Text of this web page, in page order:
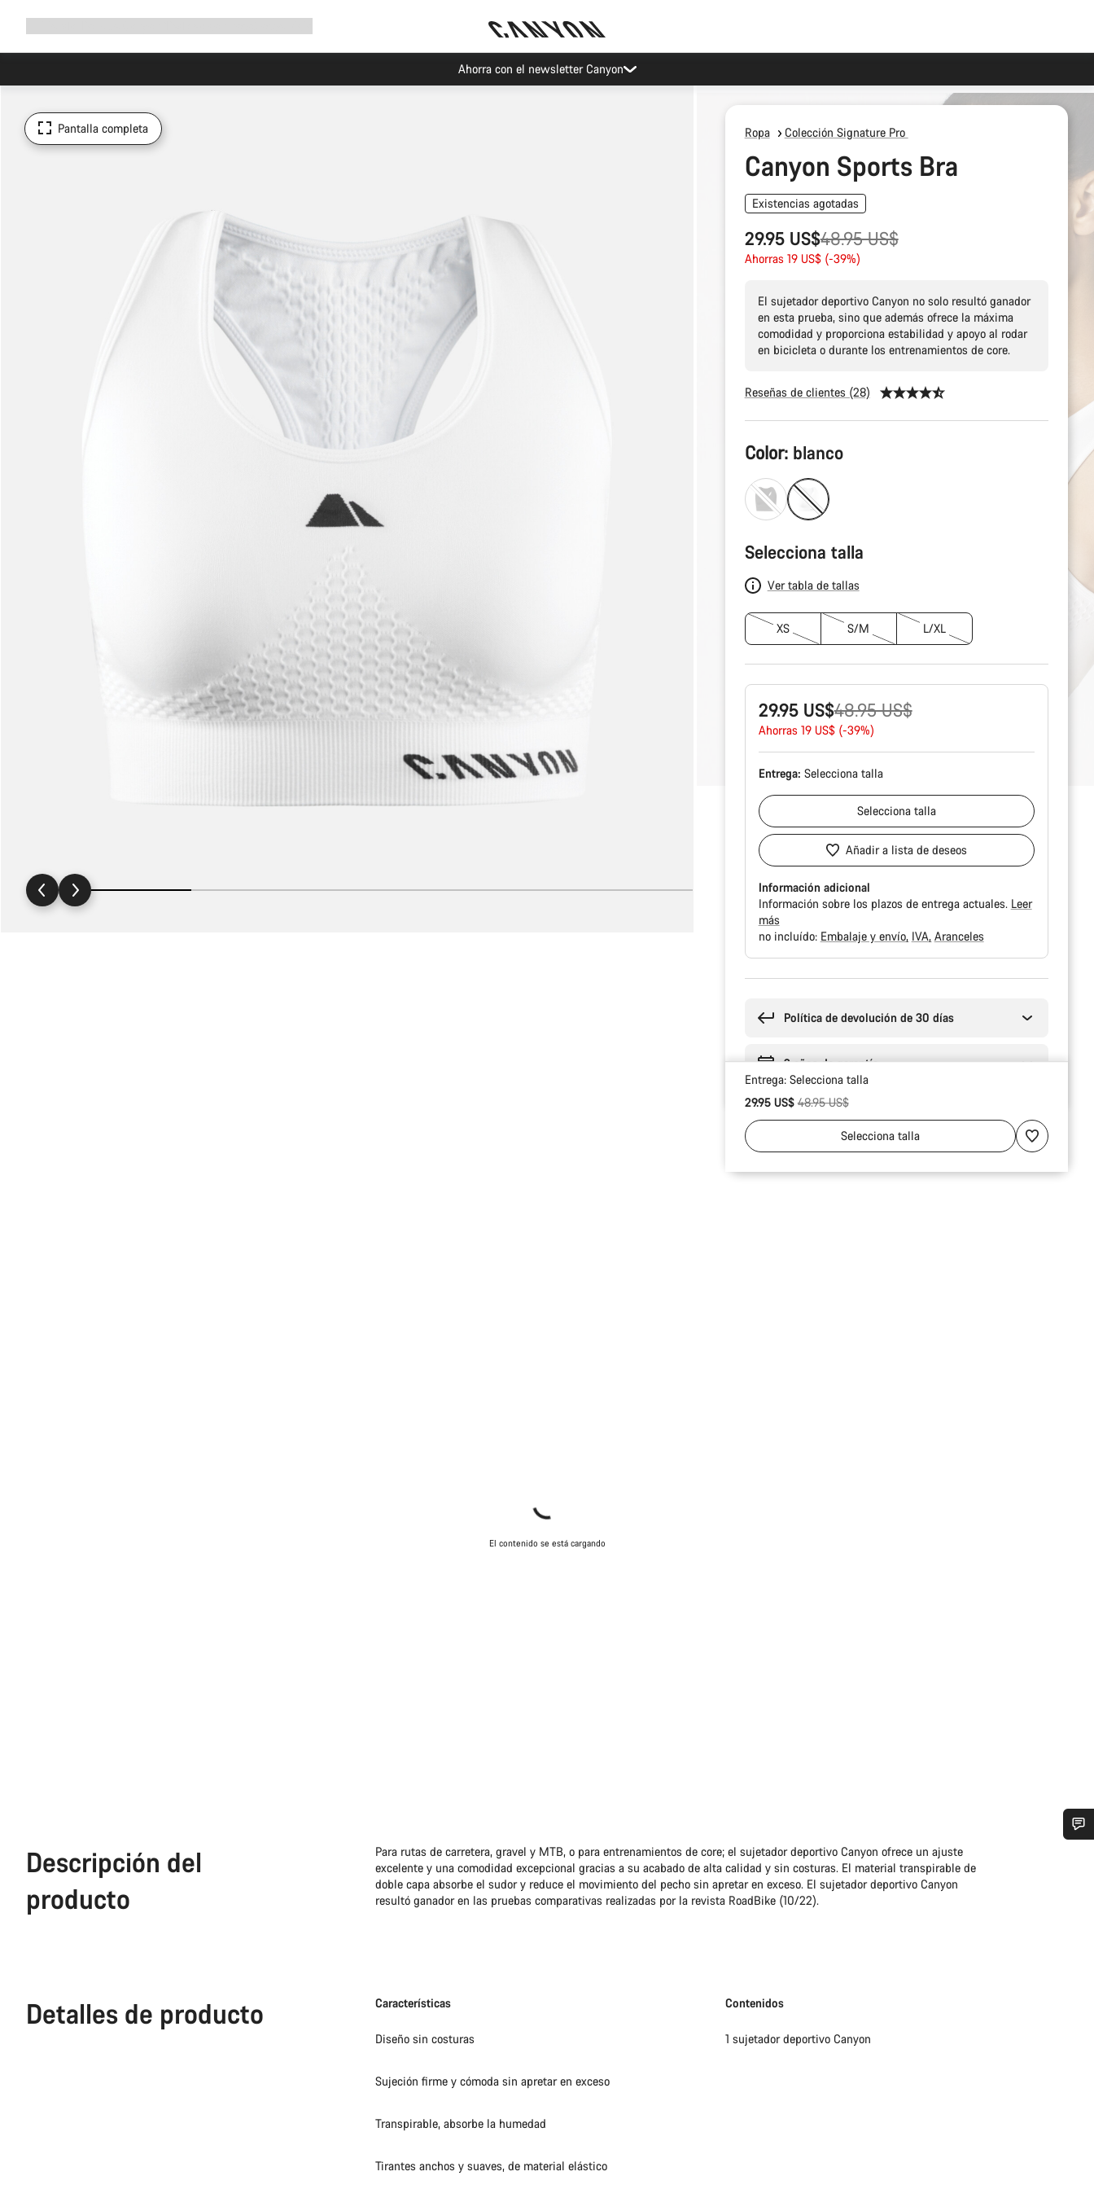
Ahorra con el newsletter Canyon
Pantalla completa Ropa Colección Signature Pro
Canyon Sports Bra
Existencias agotadas
29.95 US$
Precio
original
48.95 US$
Ahorras 19 US$ (-39%)
El sujetador deportivo Canyon no solo resultó ganador
en esta prueba, sino que además ofrece la máxima
comodidad y proporciona estabilidad y apoyo al rodar
en bicicleta o durante los entrenamientos de core.
Reseñas de clientes (28)
Configuración
del
producto
Color: blanco
Selecciona talla
Ver tabla de tallas
XS S/M L/XL
29.95 US$
Precio
original
48.95 US$
Ahorras 19 US$ (-39%)
Entrega: Selecciona talla
Selecciona talla
Añadir a lista de deseos
Información adicional
Información sobre los plazos de entrega actuales. Leer
más
no incluído: Embalaje y envío IVA Aranceles
compra
Política de devolución de 30 días
2 años de garantía
Entrega: Selecciona talla
29.95 US$Precio original
48.95 US$
Selecciona talla
El contenido se está cargando
Descripción del
producto
Para rutas de carretera, gravel y MTB, o para entrenamientos de core; el sujetador deportivo Canyon ofrece un ajuste
excelente y una comodidad excepcional gracias a su acabado de alta calidad y sin costuras. El material transpirable de
doble capa absorbe el sudor y reduce el movimiento del pecho sin apretar en exceso. El sujetador deportivo Canyon
resultó ganador en las pruebas comparativas realizadas por la revista RoadBike (10/22).
Detalles de producto Características
Diseño sin costuras
Sujeción firme y cómoda sin apretar en exceso
Transpirable, absorbe la humedad
Tirantes anchos y suaves, de material elástico
Contenidos
1 sujetador deportivo Canyon
¿Necesitas ayuda?
Nuestros expertos estarán encantados de responder a tus preguntas.